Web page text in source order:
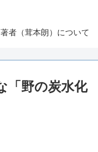
著者（茸本朗）について
「野の炭水化